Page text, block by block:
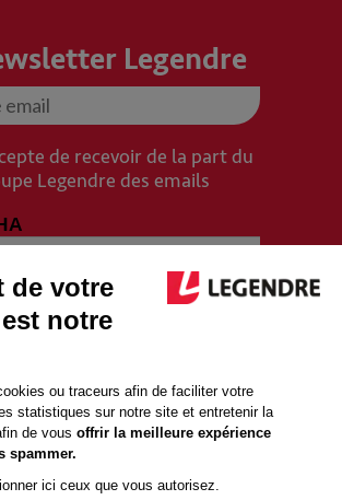
Legendre
de recevoir de la part du
Legendre des emails